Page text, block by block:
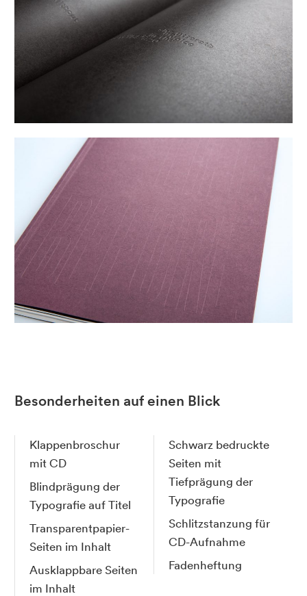
Besonderheiten auf einen Blick
Klappenbroschur
mit CD
Blindprägung der
Typografie auf Titel
Transparentpapier-
Seiten im Inhalt
Ausklappbare Seiten
im Inhalt
Schwarz bedruckte
Seiten mit
Tiefprägung der
Typografie
Schlitzstanzung für
CD-Aufnahme
Fadenheftung